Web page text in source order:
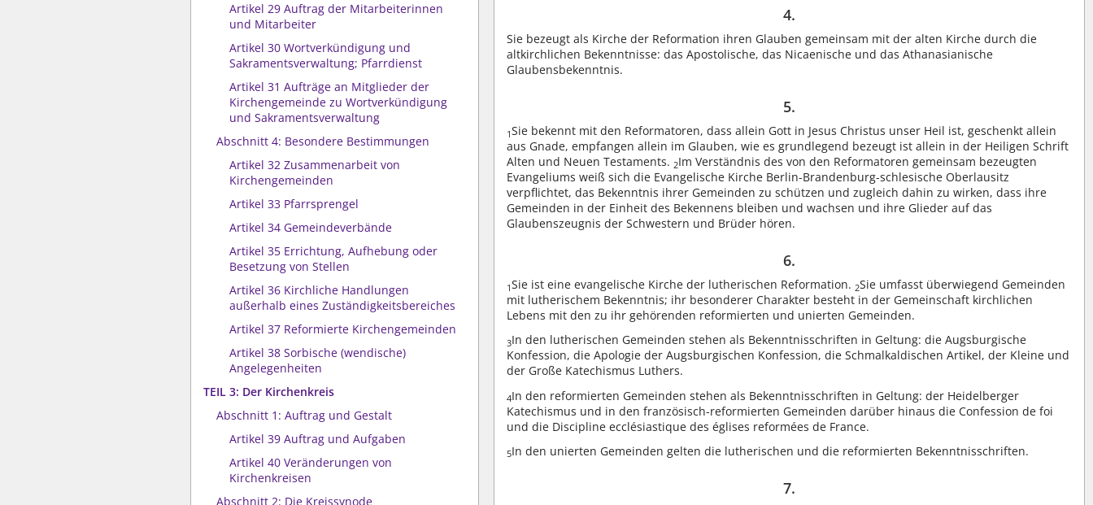
Artikel 29 Auftrag der Mitarbeiterinnen
und Mitarbeiter
Artikel 30 Wortverkündigung und
Sakramentsverwaltung; Pfarrdienst
Artikel 31 Aufträge an Mitglieder der
Kirchengemeinde zu Wortverkündigung
und Sakramentsverwaltung
Abschnitt 4: Besondere Bestimmungen
Artikel 32 Zusammenarbeit von
Kirchengemeinden
Artikel 33 Pfarrsprengel
Artikel 34 Gemeindeverbände
Artikel 35 Errichtung, Aufhebung oder
Besetzung von Stellen
Artikel 36 Kirchliche Handlungen
außerhalb eines Zuständigkeitsbereiches
Artikel 37 Reformierte Kirchengemeinden
Artikel 38 Sorbische (wendische)
Angelegenheiten
TEIL 3: Der Kirchenkreis
Abschnitt 1: Auftrag und Gestalt
Artikel 39 Auftrag und Aufgaben
Artikel 40 Veränderungen von
Kirchenkreisen
Abschnitt 2: Die Kreissynode
4.
Sie bezeugt als Kirche der Reformation ihren Glauben gemeinsam mit der alten Kirche durch die
altkirchlichen Bekenntnisse: das Apostolische, das Nicaenische und das Athanasianische
Glaubensbekenntnis.
5.
1Sie bekennt mit den Reformatoren, dass allein Gott in Jesus Christus unser Heil ist, geschenkt allein
aus Gnade, empfangen allein im Glauben, wie es grundlegend bezeugt ist allein in der Heiligen Schrift
Alten und Neuen Testaments. 2Im Verständnis des von den Reformatoren gemeinsam bezeugten
Evangeliums weiß sich die Evangelische Kirche Berlin-Brandenburg-schlesische Oberlausitz
verpflichtet, das Bekenntnis ihrer Gemeinden zu schützen und zugleich dahin zu wirken, dass ihre
Gemeinden in der Einheit des Bekennens bleiben und wachsen und ihre Glieder auf das
Glaubenszeugnis der Schwestern und Brüder hören.
6.
1Sie ist eine evangelische Kirche der lutherischen Reformation. 2Sie umfasst überwiegend Gemeinden
mit lutherischem Bekenntnis; ihr besonderer Charakter besteht in der Gemeinschaft kirchlichen
Lebens mit den zu ihr gehörenden reformierten und unierten Gemeinden.
3In den lutherischen Gemeinden stehen als Bekenntnisschriften in Geltung: die Augsburgische
Konfession, die Apologie der Augsburgischen Konfession, die Schmalkaldischen Artikel, der Kleine und
der Große Katechismus Luthers.
4In den reformierten Gemeinden stehen als Bekenntnisschriften in Geltung: der Heidelberger
Katechismus und in den französisch-reformierten Gemeinden darüber hinaus die Confession de foi
und die Discipline ecclésiastique des églises reformées de France.
5In den unierten Gemeinden gelten die lutherischen und die reformierten Bekenntnisschriften.
7.